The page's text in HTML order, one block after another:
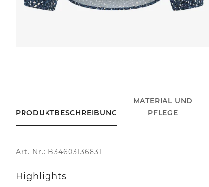
PRODUKTBESCHREIBUNG
MATERIAL UND
PFLEGE
Art. Nr.: B34603136831
Highlights